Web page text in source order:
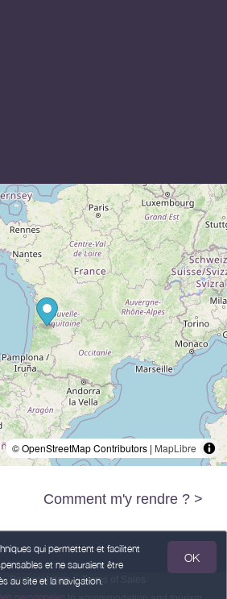
qui permettent et facilitent
et ne sauraient être
au site et la navigation.
OK
© OpenStreetMap Contributors | MapLibre
Comment m'y rendre ? >
Personal data
Terms of Sales